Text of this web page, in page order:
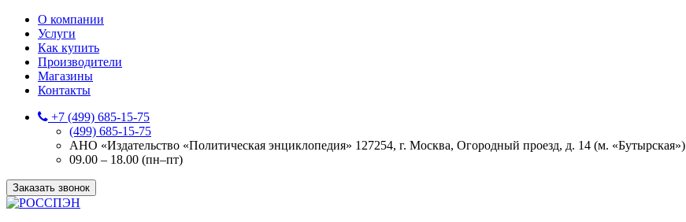
О компании
Услуги
Как купить
Производители
Магазины
Контакты
+7 (499) 685-15-75
(499) 685-15-75
АНО «Издательство «Политическая энциклопедия» 127254, г. Москва, Огородный проезд, д. 14 (м. «Бутырская»)
09.00 – 18.00 (пн–пт)
Заказать звонок